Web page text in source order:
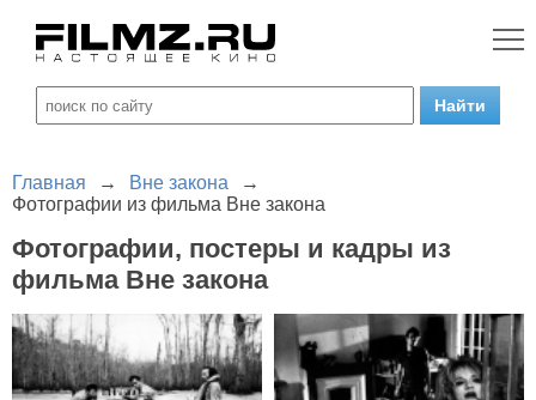
Главная → Вне закона
→
Фотографии из фильма Вне закона
Фотографии, постеры и кадры из
фильма Вне закона